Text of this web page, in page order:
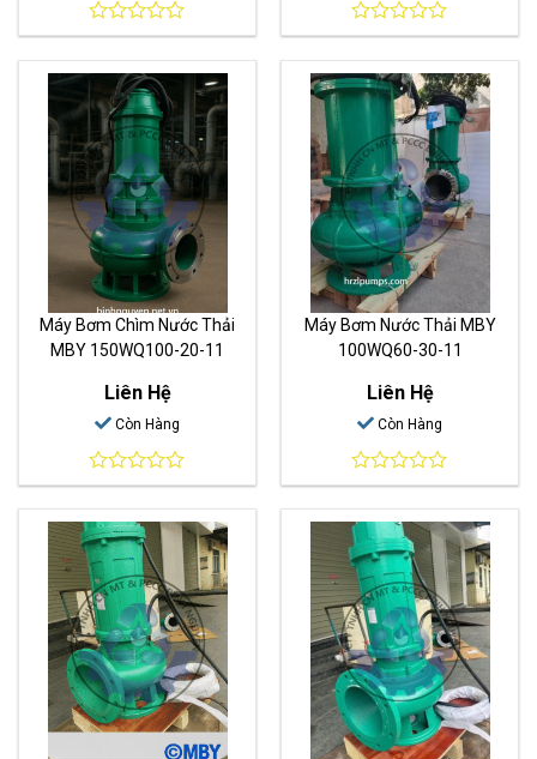
0
out
of
0
out
of
5
Máy Bơm Chìm Nước Thải
MBY 150WQ100-20-11
Liên Hệ
Còn Hàng
0
out
of
5
Máy Bơm Nước Thải MBY
100WQ60-30-11
Liên Hệ
Còn Hàng
0
out
of
5